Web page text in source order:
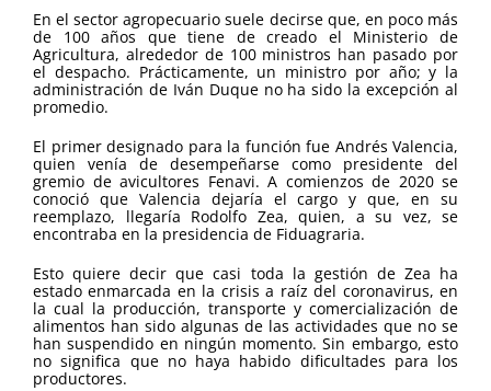
En el sector agropecuario suele decirse que, en poco más
de 100 años que tiene de creado el Ministerio de
Agricultura, alrededor de 100 ministros han pasado por
el despacho. Prácticamente, un ministro por año; y la
administración de Iván Duque no ha sido la excepción al
promedio.
El primer designado para la función fue Andrés Valencia,
quien venía de desempeñarse como presidente del
gremio de avicultores Fenavi. A comienzos de 2020 se
conoció que Valencia dejaría el cargo y que, en su
reemplazo, llegaría Rodolfo Zea, quien, a su vez, se
encontraba en la presidencia de Fiduagraria.
Esto quiere decir que casi toda la gestión de Zea ha
estado enmarcada en la crisis a raíz del coronavirus, en
la cual la producción, transporte y comercialización de
alimentos han sido algunas de las actividades que no se
han suspendido en ningún momento. Sin embargo, esto
no significa que no haya habido dificultades para los
productores.